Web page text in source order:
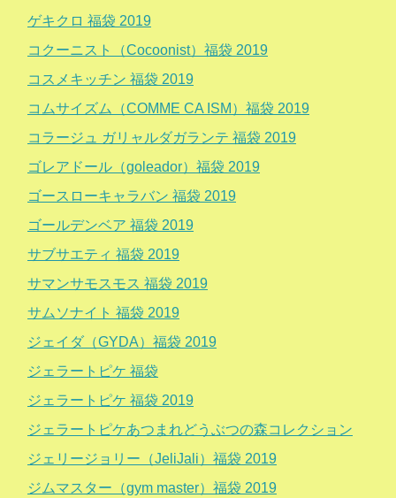
ゲキクロ 福袋 2019
コクーニスト（Cocoonist）福袋 2019
コスメキッチン 福袋 2019
コムサイズム（COMME CA ISM）福袋 2019
コラージュ ガリャルダガランテ 福袋 2019
ゴレアドール（goleador）福袋 2019
ゴースローキャラバン 福袋 2019
ゴールデンベア 福袋 2019
サブサエティ 福袋 2019
サマンサモスモス 福袋 2019
サムソナイト 福袋 2019
ジェイダ（GYDA）福袋 2019
ジェラートピケ 福袋
ジェラートピケ 福袋 2019
ジェラートピケあつまれどうぶつの森コレクション
ジェリージョリー（JeliJali）福袋 2019
ジムマスター（gym master）福袋 2019